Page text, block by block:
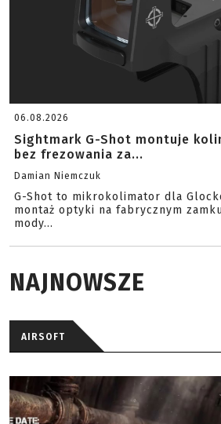
06.08.2026
Sightmark G-Shot montuje
bez frezowania za...
Damian Niemczuk
G-Shot to mikrokolimator dla
montaż optyki na fabrycznym
mody...
NAJNOWSZE
AIRSOFT